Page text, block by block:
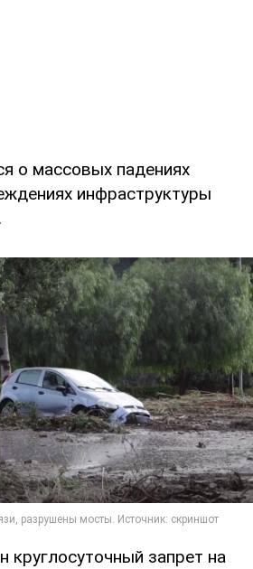
о массовых падениях
инфраструктуры
круглосуточный запрет на